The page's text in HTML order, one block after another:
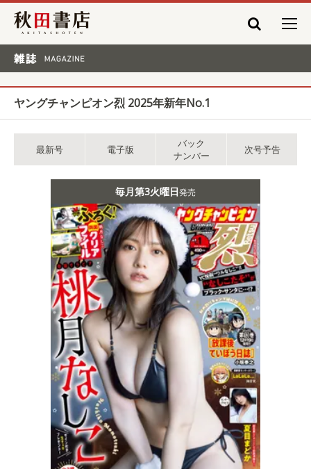
秋田書店
ヤングチャンピオン烈 2025年新年No.1
最新号 電子版
バック
ナンバー
次号予告
毎月第3火曜日発売